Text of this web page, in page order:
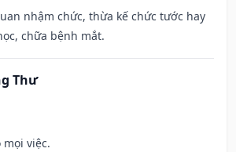
nhậm chức, thừa kế chức tước hay
chữa bệnh mắt.
Thư
mọi việc.